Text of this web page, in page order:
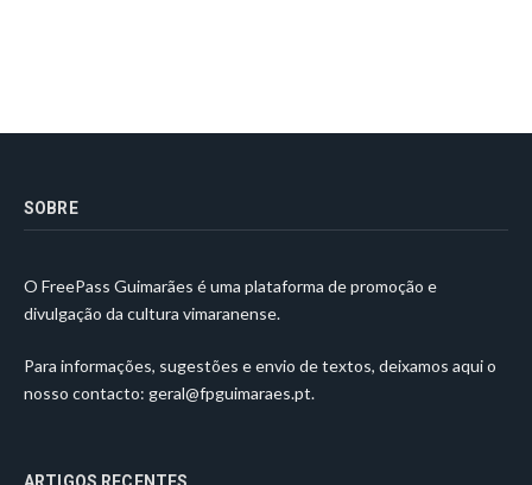
SOBRE
O FreePass Guimarães é uma plataforma de promoção e
divulgação da cultura vimaranense.
Para informações, sugestões e envio de textos, deixamos aqui o
nosso contacto: geral@fpguimaraes.pt.